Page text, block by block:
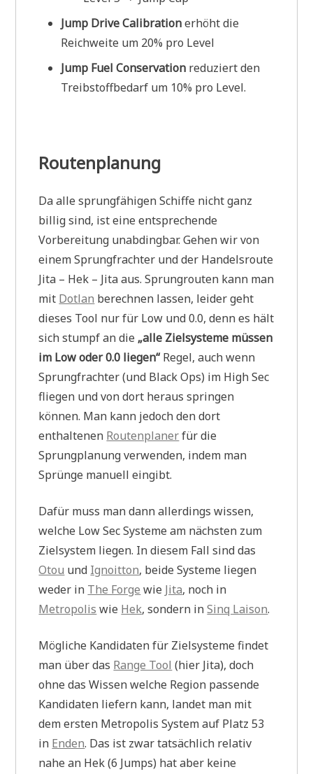
Jump Drive Calibrationerhöht die
Reichweite um 20% pro Level
Jump Fuel Conservation reduziert den
Treibstoffbedarf um 10% pro Level.
Routenplanung
Da alle sprungfähigen Schiffe nicht ganz
billig sind, ist eine entsprechende
Vorbereitung unabdingbar. Gehen wir von
einem Sprungfrachter und der Handelsroute
Jita – Hek – Jita aus. Sprungrouten kann man
mit Dotlan berechnen lassen, leider geht
dieses Tool nur für Low und 0.0, denn es hält
sich stumpf an die„alle Zielsysteme müssen
im Low oder 0.0 liegen“Regel, auch wenn
Sprungfrachter (und Black Ops) im High Sec
fliegen und von dort heraus springen
können. Man kann jedoch den dort
enthaltenen Routenplanerfür die
Sprungplanung verwenden, indem man
Sprünge manuell eingibt.
Dafür muss man dann allerdings wissen,
welche Low Sec Systeme am nächsten zum
Zielsystem liegen. In diesem Fall sind das
Otou und Ignoitton, beide Systeme liegen
weder in The Forge wie Jita, noch in
Metropolis wie Hek, sondern inSinq Laison.
Mögliche Kandidaten für Zielsysteme findet
man über das Range Tool (hier Jita), doch
ohne das Wissen welche Region passende
Kandidaten liefern kann, landet man mit
dem ersten Metropolis System auf Platz 53
in Enden. Das ist zwar tatsächlich relativ
nahe an Hek (6 Jumps) hat aber keine